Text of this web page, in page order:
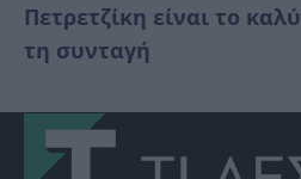
Πετρετζίκη είναι το
τη συνταγή